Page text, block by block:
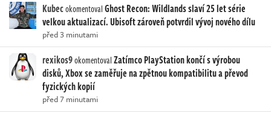
KubecokomentovalGhost Recon: Wildlands slaví 25 let série
velkou aktualizací. Ubisoft zároveň potvrdil vývoj nového dílu
před 3 minutami
rexikos9okomentovalZatímco PlayStation končí s výrobou
disků, Xbox se zaměřuje na zpětnou kompatibilitu a převod
fyzických kopií
před 7 minutami